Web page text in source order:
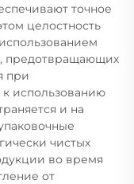
точное
целостность
предотвращающих
при
использованию
и на
чистых
во время
от